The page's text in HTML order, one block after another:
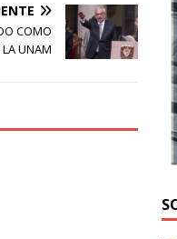
COMO
LA UNAM